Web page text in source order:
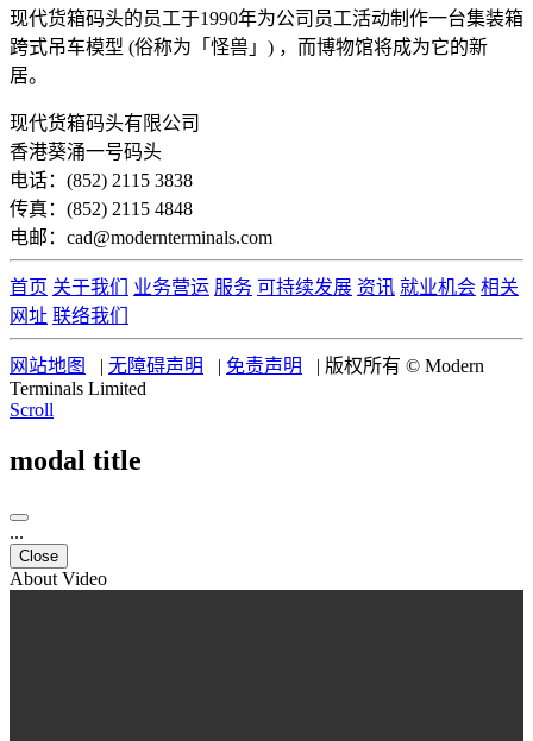
现代货箱码头的员工于1990年为公司员工活动制作一台集装箱
跨式吊车模型 (俗称为「怪兽」) ，而博物馆将成为它的新
居。
现代货箱码头有限公司
香港葵涌一号码头
电话：(852) 2115 3838
传真：(852) 2115 4848
电邮：cad@modernterminals.com
首页 关于我们 业务营运 服务 可持续发展 资讯 就业机会 相关
网址 联络我们
网站地图 | 无障碍声明 | 免责声明 | 版权所有 © Modern
Terminals Limited
Scroll
modal title
...
Close
About Video